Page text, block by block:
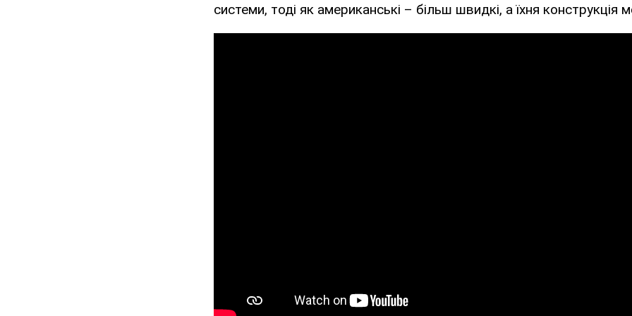
системи, тоді як американські – більш швидкі, а їхня конструкція